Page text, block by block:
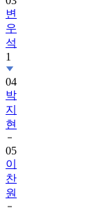
변
우
석
1
04
박
지
현
05
이
찬
원